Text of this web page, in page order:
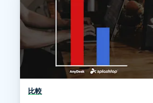
比較